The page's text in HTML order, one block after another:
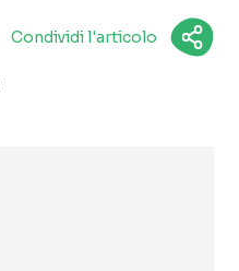
Condividi l'articolo